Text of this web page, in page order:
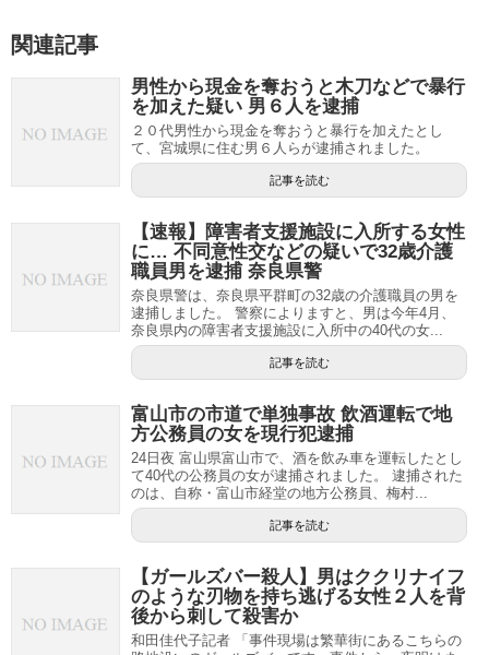
関連記事
男性から現金を奪おうと木刀などで暴行
を加えた疑い 男６人を逮捕
２０代男性から現金を奪おうと暴行を加えたとし
て、宮城県に住む男６人らが逮捕されました。
記事を読む
【速報】障害者支援施設に入所する女性
に… 不同意性交などの疑いで32歳介護
職員男を逮捕 奈良県警
奈良県警は、奈良県平群町の32歳の介護職員の男を
逮捕しました。 警察によりますと、男は今年4月、
奈良県内の障害者支援施設に入所中の40代の女...
記事を読む
富山市の市道で単独事故 飲酒運転で地
方公務員の女を現行犯逮捕
24日夜 富山県富山市で、酒を飲み車を運転したとし
て40代の公務員の女が逮捕されました。 逮捕された
のは、自称・富山市経堂の地方公務員、梅村...
記事を読む
【ガールズバー殺人】男はククリナイフ
のような刃物を持ち逃げる女性２人を背
後から刺して殺害か
和田佳代子記者 「事件現場は繁華街にあるこちらの